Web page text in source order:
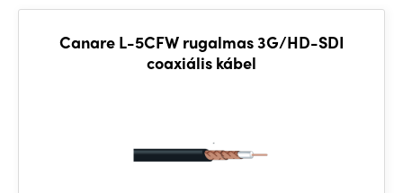
Canare L-5CFW rugalmas 3G/HD-SDI
coaxiális kábel